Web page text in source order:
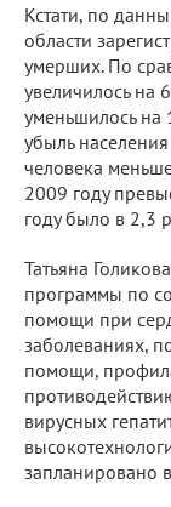
Кстати, по
области
умершиx. По
увеличилось на
уменьшилось на
убыль
человека
2009 году
году было в 2,3
Татьяна
программы по
помощи при
заболеваниях,
помощи,
вирусных
запланировано